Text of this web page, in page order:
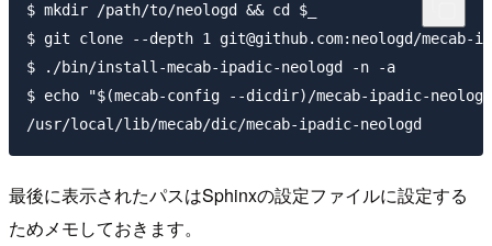
$ mkdir /path/to/neologd && cd $_
$ git clone --depth 1 git@github.com:neologd/mecab-
$ ./bin/install-mecab-ipadic-neologd -n -a
$ echo "$(mecab-config --dicdir)/mecab-ipadic-
最後に表示されたパスはSphinxの設定ファイルに設定する
ためメモしておきます。